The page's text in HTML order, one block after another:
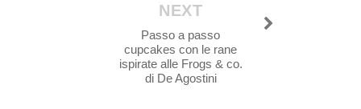
NEXT
Passo a passo
cupcakes con le rane
ispirate alle Frogs & co.
di De Agostini